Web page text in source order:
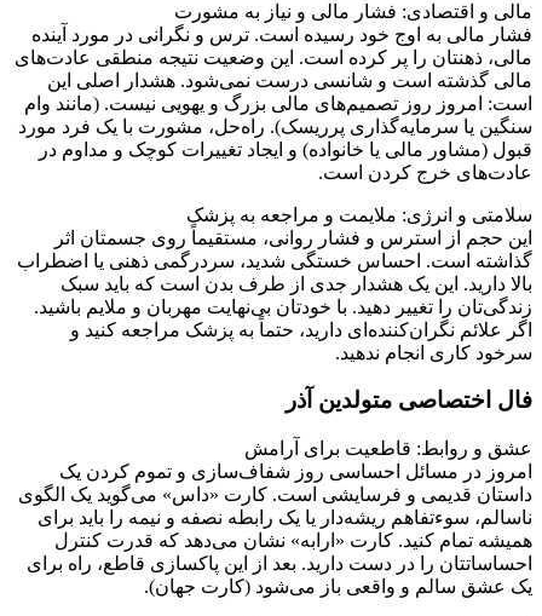
مالی و اقتصادی: فشار مالی و نیاز به مشورت
فشار مالی به اوج خود رسیده است. ترس و نگرانی در مورد آینده
مالی، ذهنتان را پر کرده است. این وضعیت نتیجه منطقی عادت‌های
مالی گذشته است و شانسی درست نمی‌شود. هشدار اصلی این
است: امروز روز تصمیم‌های مالی بزرگ و یهویی نیست. (مانند وام
سنگین یا سرمایه‌گذاری پرریسک). راه‌حل، مشورت با یک فرد مورد
قبول (مشاور مالی یا خانواده) و ایجاد تغییرات کوچک و مداوم در
عادت‌های خرج کردن است.
سلامتی و انرژی: ملایمت و مراجعه به پزشک
این حجم از استرس و فشار روانی، مستقیماً روی جسمتان اثر
گذاشته است. احساس خستگی شدید، سردرگمی ذهنی یا اضطراب
بالا دارید. این یک هشدار جدی از طرف بدن است که باید سبک
زندگی‌تان را تغییر دهید. با خودتان بی‌نهایت مهربان و ملایم باشید.
اگر علائم نگران‌کننده‌ای دارید، حتماً به پزشک مراجعه کنید و
سرخود کاری انجام ندهید.
فال اختصاصی متولدین آذر
عشق و روابط: قاطعیت برای آرامش
امروز در مسائل احساسی روز شفاف‌سازی و تموم کردن یک
داستان قدیمی و فرسایشی است. کارت «داس» می‌گوید یک الگوی
ناسالم، سوءتفاهم ریشه‌دار یا یک رابطه نصفه و نیمه را باید برای
همیشه تمام کنید. کارت «ارابه» نشان می‌دهد که قدرت کنترل
احساساتتان را در دست دارید. بعد از این پاکسازی قاطع، راه برای
یک عشق سالم و واقعی باز می‌شود (کارت جهان).